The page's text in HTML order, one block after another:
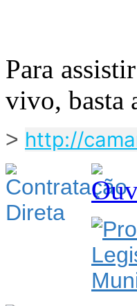
Para
vivo, basta
> http://